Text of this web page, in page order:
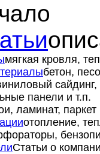
мягкая кровля,
бетон,
сайдинг,
панели и т.п.
ламинат, паркет
отопление,
Статьи о